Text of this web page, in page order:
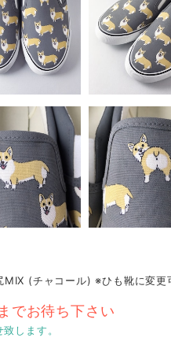
(チャコール) ※ひも靴に変更
でお待ち下さい
します。